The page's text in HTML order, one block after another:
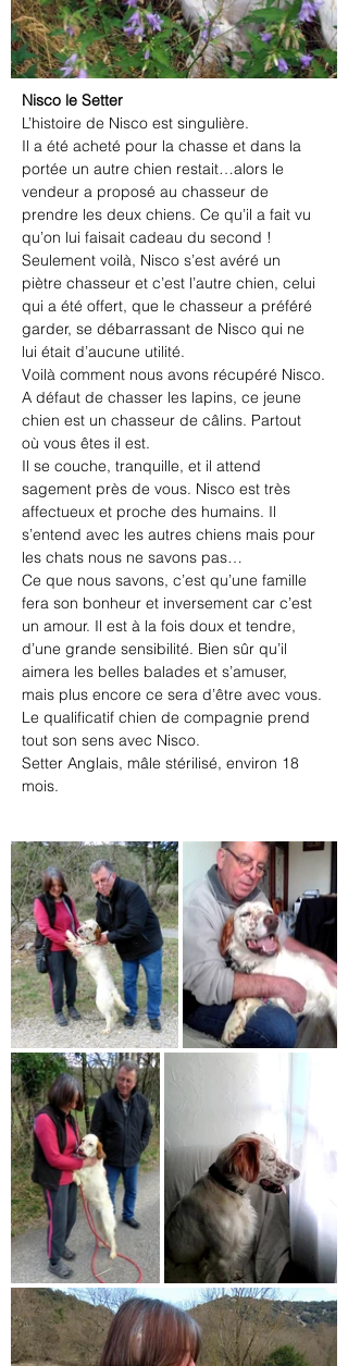
Nisco le Setter
L’histoire de Nisco est singulière.
Il a été acheté pour la chasse et dans la
portée un autre chien restait…alors le
vendeur a proposé au chasseur de
prendre les deux chiens. Ce qu’il a fait vu
qu’on lui faisait cadeau du second !
Seulement voilà, Nisco s’est avéré un
piètre chasseur et c’est l’autre chien, celui
qui a été offert, que le chasseur a préféré
garder, se débarrassant de Nisco qui ne
lui était d’aucune utilité.
Voilà comment nous avons récupéré Nisco.
A défaut de chasser les lapins, ce jeune
chien est un chasseur de câlins. Partout
où vous êtes il est.
Il se couche, tranquille, et il attend
sagement près de vous. Nisco est très
affectueux et proche des humains. Il
s’entend avec les autres chiens mais pour
les chats nous ne savons pas…
Ce que nous savons, c’est qu’une famille
fera son bonheur et inversement car c’est
un amour. Il est à la fois doux et tendre,
d’une grande sensibilité. Bien sûr qu’il
aimera les belles balades et s’amuser,
mais plus encore ce sera d’être avec vous.
Le qualificatif chien de compagnie prend
tout son sens avec Nisco.
Setter Anglais, mâle stérilisé, environ 18
mois.